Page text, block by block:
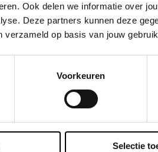
Ook delen we informatie over
Deze partners kunnen deze
verzameld op basis van jouw
Voorkeuren
Selectie
en opmerkingen.
in
aan de Raadhuisstraat 14
u hier elke vrijdag van 9.00 tot